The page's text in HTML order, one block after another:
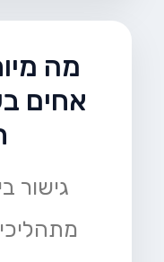
מה
אחים
גישור